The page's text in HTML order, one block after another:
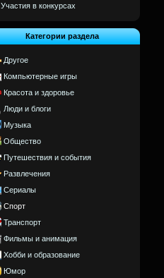
Участия в конкурсах
Категории раздела
Другое
Компьютерные игры
Красота и здоровье
Люди и блоги
Музыка
Общество
Путешествия и события
Развлечения
Сериалы
Спорт
Транспорт
Фильмы и анимация
Хобби и образование
Юмор